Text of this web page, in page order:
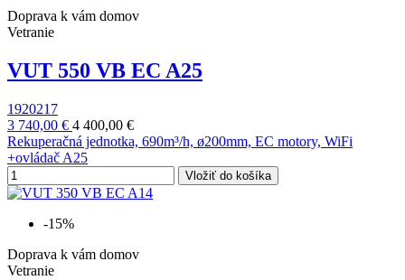
Doprava k vám domov
Vetranie
VUT 550 VB EC A25
1920217
3 740,00 € 4 400,00 €
Rekuperačná jednotka, 690m³/h, ø200mm, EC motory, WiFi
+ovládač A25
Vložiť do košíka
-15%
Doprava k vám domov
Vetranie